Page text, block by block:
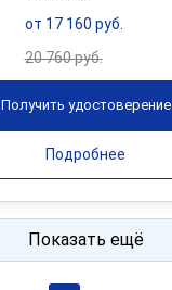
от 17 160 руб.
20 760 руб.
Получить удостоверение
Подробнее
Показать ещё